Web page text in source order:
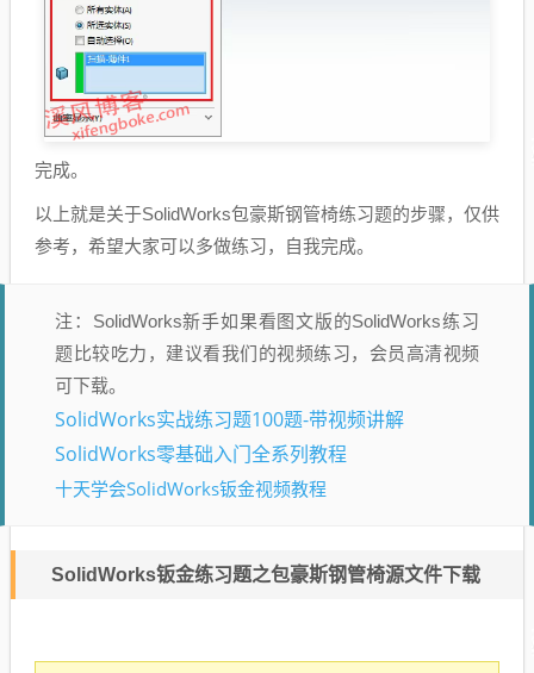
完成。
以上就是关于SolidWorks包豪斯钢管椅练习题的步骤，仅供
参考，希望大家可以多做练习，自我完成。
注：SolidWorks新手如果看图文版的SolidWorks练习
题比较吃力，建议看我们的视频练习，会员高清视频
可下载。
SolidWorks实战练习题100题-带视频讲解
SolidWorks零基础入门全系列教程
十天学会SolidWorks钣金视频教程
SolidWorks钣金练习题之包豪斯钢管椅源文件下载